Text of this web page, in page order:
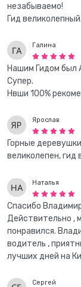
незабываемо!
Гид
Галина
Нашим Гидом был
Супер.
Нвши 100%
Ярослав
Горные
великолепен, гид
Наталья
Спасибо
Действительно ,
понравился.
водитель ,
лучших дней на
Сергей